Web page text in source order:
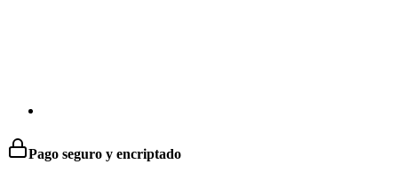
Pago seguro y encriptado